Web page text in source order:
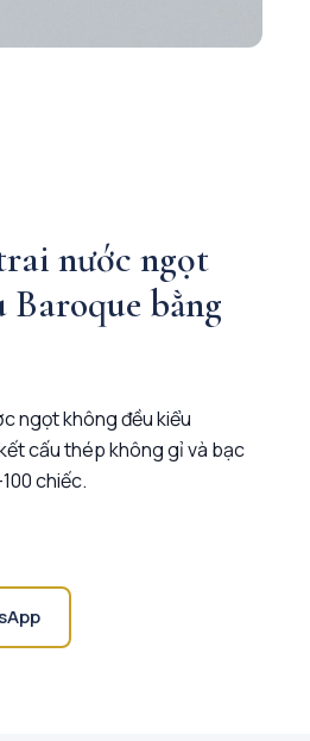
nước ngọt
bằng
ngọt không đều kiểu
cấu thép không gỉ và bạc
chiếc.